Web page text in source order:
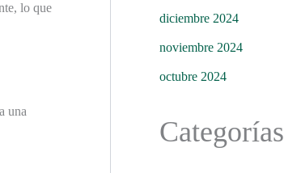
lo que
una
diciembre 2024
noviembre 2024
octubre 2024
Categorías